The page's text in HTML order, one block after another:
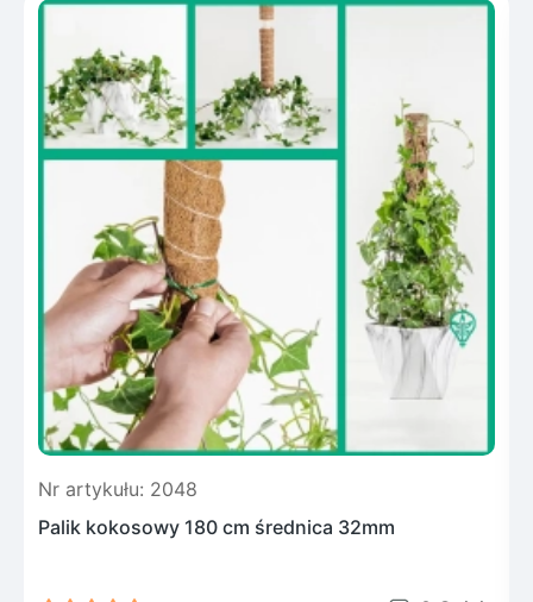
Nr artykułu: 2048
Palik kokosowy 180 cm średnica 32mm